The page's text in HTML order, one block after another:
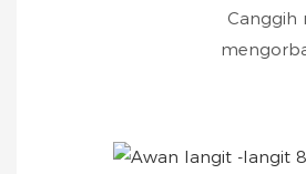
Canggih